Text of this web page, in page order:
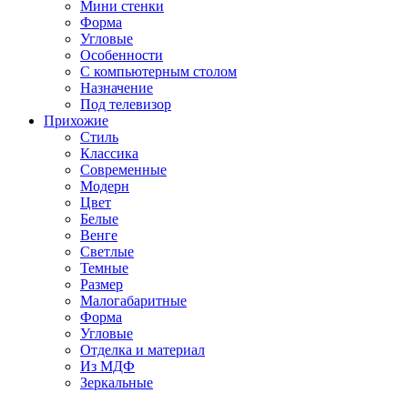
Мини стенки
Форма
Угловые
Особенности
С компьютерным столом
Назначение
Под телевизор
Прихожие
Стиль
Классика
Современные
Модерн
Цвет
Белые
Венге
Светлые
Темные
Размер
Малогабаритные
Форма
Угловые
Отделка и материал
Из МДФ
Зеркальные